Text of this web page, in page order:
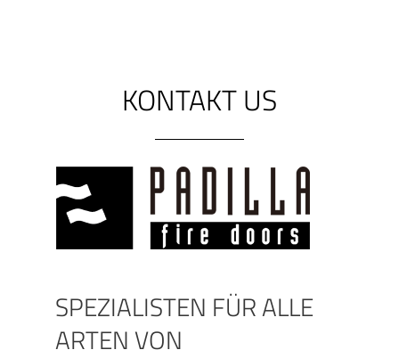
KONTAKT US
SPEZIALISTEN FÜR ALLE
ARTEN VON